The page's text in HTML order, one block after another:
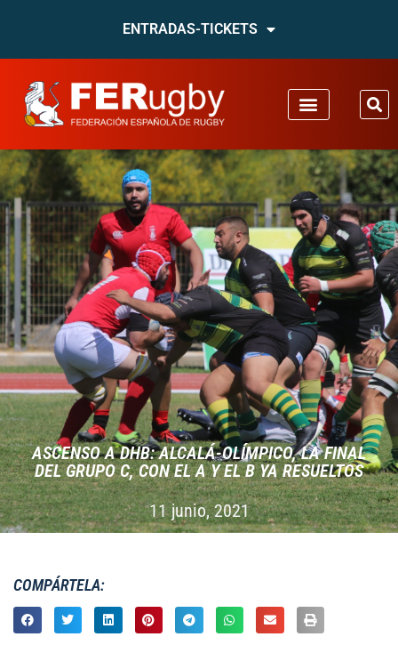
ENTRADAS-TICKETS
ASCENSO A DHB: ALCALÁ-OLÍMPICO, LA FINAL
DEL GRUPO C, CON EL A Y EL B YA RESUELTOS
11 junio, 2021
COMPÁRTELA: